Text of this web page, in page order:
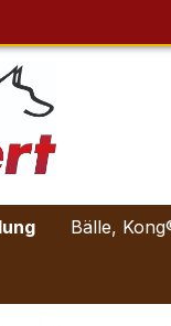
Bälle,